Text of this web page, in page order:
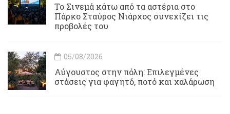
To Σινεμά κάτω από τα αστέρια στο
Πάρκο Σταύρος Νιάρχος συνεχίζει τις
προβολές του
05/08/2026
Αύγουστος στην πόλη: Επιλεγμένες
στάσεις για φαγητό, ποτό και χαλάρωση